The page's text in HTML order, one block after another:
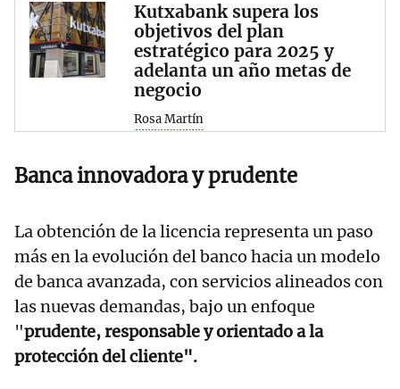
Kutxabank supera los
objetivos del plan
estratégico para 2025 y
adelanta un año metas de
negocio
Rosa Martín
Banca innovadora y prudente
La obtención de la licencia representa un paso
más en la evolución del banco hacia un modelo
de banca avanzada, con servicios alineados con
las nuevas demandas, bajo un enfoque
"prudente, responsable y orientado a la
protección del cliente".